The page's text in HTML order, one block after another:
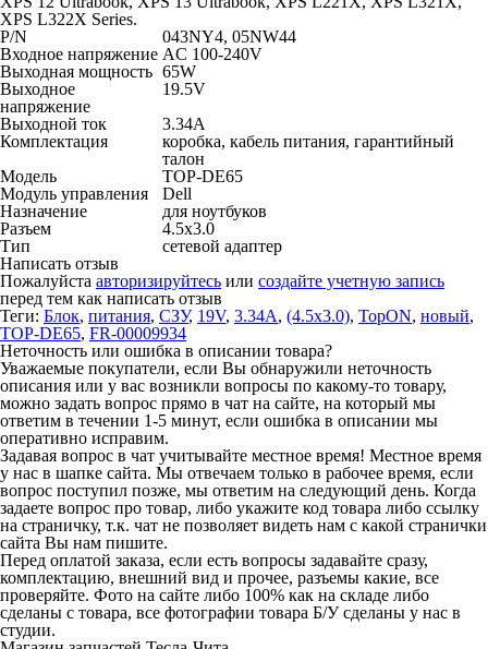
XPS L322X Series.
P/N
043NY4, 05NW44
Входное напряжение AC 100-240V
Выходная мощность 65W
Выходное
напряжение
19.5V
Выходной ток
3.34A
Комплектация
коробка, кабель питания, гарантийный
талон
Модель
TOP-DE65
Модуль управления
Dell
Назначение
для ноутбуков
Разъем
4.5x3.0
Тип
сетевой адаптер
Написать отзыв
Пожалуйста авторизируйтесь или создайте учетную запись
перед тем как написать отзыв
Теги: Блок, питания, СЗУ, 19V, 3.34A, (4.5x3.0), TopON, новый,
TOP-DE65, FR-00009934
Неточность или ошибка в описании товара?
Уважаемые покупатели, если Вы обнаружили неточность
описания или у вас возникли вопросы по какому-то товару,
можно задать вопрос прямо в чат на сайте, на который мы
ответим в течении 1-5 минут, если ошибка в описании мы
оперативно исправим.
Задавая вопрос в чат учитывайте местное время! Местное время
у нас в шапке сайта. Мы отвечаем только в рабочее время, если
вопрос поступил позже, мы ответим на следующий день. Когда
задаете вопрос про товар, либо укажите код товара либо ссылку
на страничку, т.к. чат не позволяет видеть нам с какой странички
сайта Вы нам пишите.
Перед оплатой заказа, если есть вопросы задавайте сразу,
комплектацию, внешний вид и прочее, разъемы какие, все
проверяйте. Фото на сайте либо 100% как на складе либо
сделаны с товара, все фотографии товара Б/У сделаны у нас в
студии.